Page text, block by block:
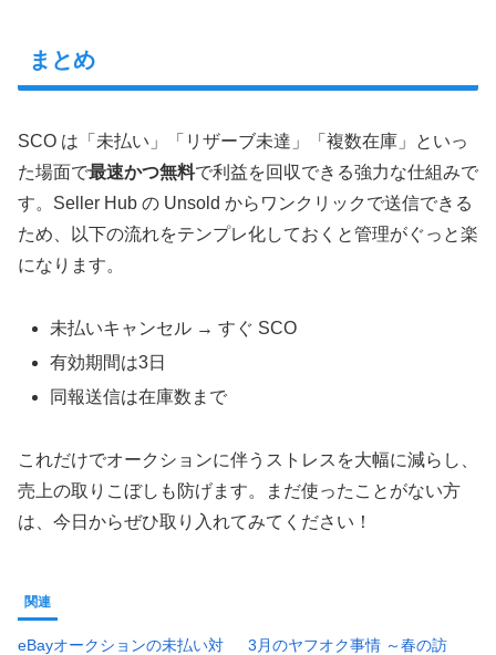
まとめ
SCO は「未払い」「リザーブ未達」「複数在庫」といっ
た場面で最速かつ無料で利益を回収できる強力な仕組みで
す。Seller Hub の Unsold からワンクリックで送信できる
ため、以下の流れをテンプレ化しておくと管理がぐっと楽
になります。
未払いキャンセル → すぐ SCO
有効期間は3日
同報送信は在庫数まで
これだけでオークションに伴うストレスを大幅に減らし、
売上の取りこぼしも防げます。まだ使ったことがない方
は、今日からぜひ取り入れてみてください！
関連
eBayオークションの未払い対
3月のヤフオク事情 ～春の訪